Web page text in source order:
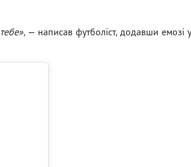
, — написав футболіст, додавши емозі у